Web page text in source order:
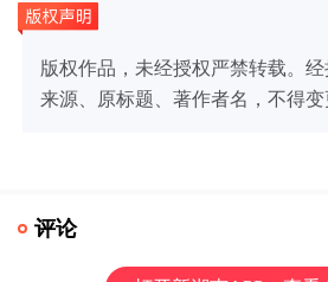
版权作品，未经授权严禁转载。
来源、原标题、著作者名，不得变
评论